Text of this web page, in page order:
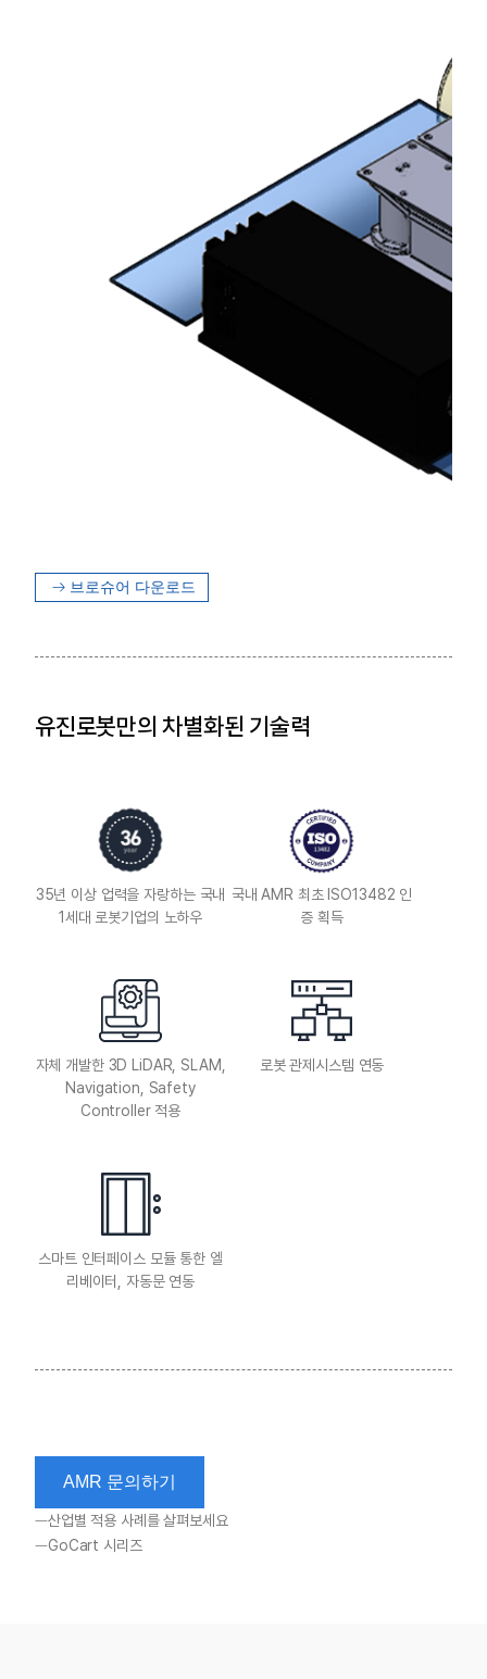
브로슈어 다운로드
유진로봇만의 차별화된 기술력
35년 이상 업력을 자랑하는 국내
1세대 로봇기업의 노하우
국내 AMR 최초 ISO13482 인
증 획득
자체 개발한 3D LiDAR, SLAM,
Navigation, Safety
Controller 적용
로봇 관제시스템 연동
스마트 인터페이스 모듈 통한 엘
리베이터, 자동문 연동
AMR 문의하기
산업별 적용 사례를 살펴보세요
GoCart 시리즈